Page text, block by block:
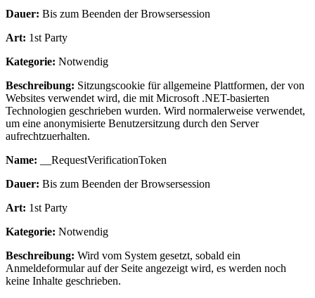
Dauer: Bis zum Beenden der Browsersession
Art: 1st Party
Kategorie: Notwendig
Beschreibung: Sitzungscookie für allgemeine Plattformen, der von
Websites verwendet wird, die mit Microsoft .NET-basierten
Technologien geschrieben wurden. Wird normalerweise verwendet,
um eine anonymisierte Benutzersitzung durch den Server
aufrechtzuerhalten.
Name: __RequestVerificationToken
Dauer: Bis zum Beenden der Browsersession
Art: 1st Party
Kategorie: Notwendig
Beschreibung: Wird vom System gesetzt, sobald ein
Anmeldeformular auf der Seite angezeigt wird, es werden noch
keine Inhalte geschrieben.